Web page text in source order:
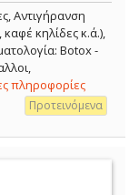
Αντιγήρανση
κηλίδες κ.ά.),
Botox -
πληροφορίες
Προτεινόμενα